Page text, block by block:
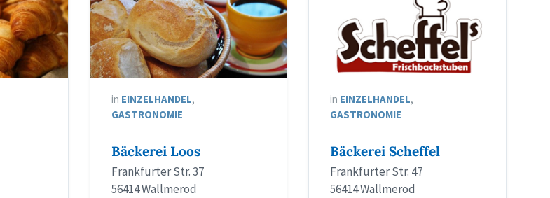
in EINZELHANDEL,
GASTRONOMIE
Bäckerei Loos
Frankfurter Str. 37
56414 Wallmerod
in EINZELHANDEL,
GASTRONOMIE
Bäckerei Scheffel
Frankfurter Str. 47
56414 Wallmerod